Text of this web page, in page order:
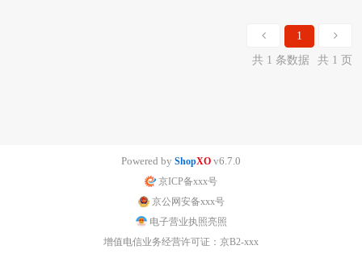
1
共 1 条数据
共 1 页
Powered by ShopXO v6.7.0
京ICP备xxx号
京公网安备xxx号
电子营业执照亮照
增值电信业务经营许可证：京B2-xxx